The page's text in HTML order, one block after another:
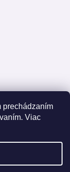
prechádzaním
Viac